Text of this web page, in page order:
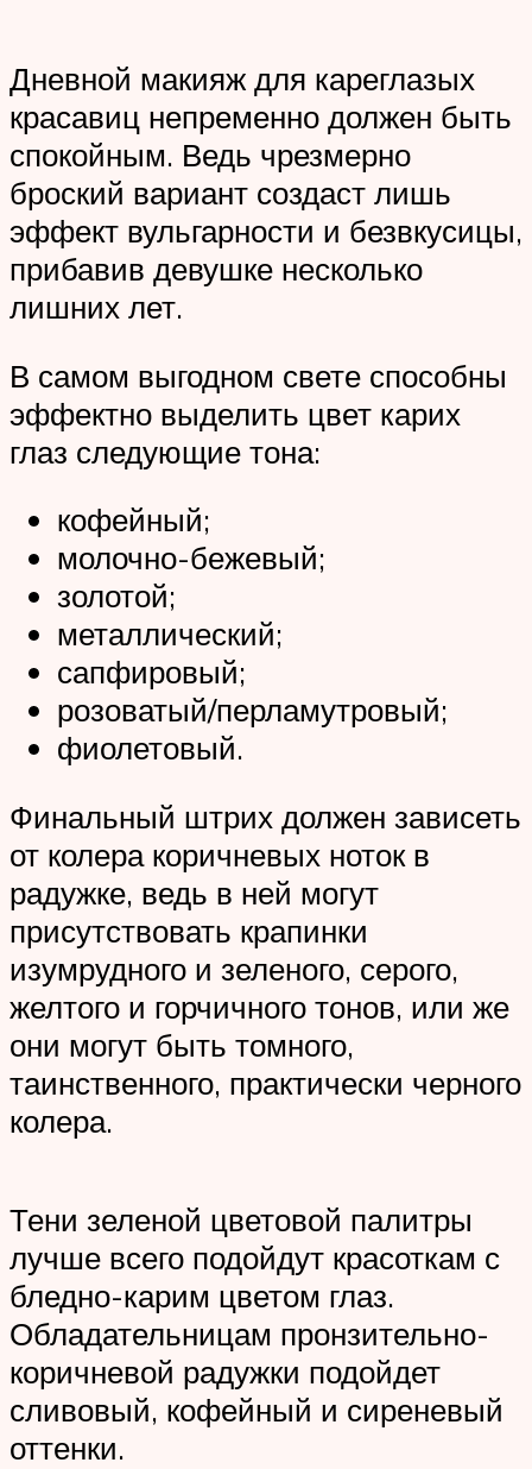
Дневной макияж для кареглазых
красавиц непременно должен быть
спокойным. Ведь чрезмерно
броский вариант создаст лишь
эффект вульгарности и безвкусицы,
прибавив девушке несколько
лишних лет.
В самом выгодном свете способны
эффектно выделить цвет карих
глаз следующие тона:
кофейный;
молочно-бежевый;
золотой;
металлический;
сапфировый;
розоватый/перламутровый;
фиолетовый.
Финальный штрих должен зависеть
от колера коричневых ноток в
радужке, ведь в ней могут
присутствовать крапинки
изумрудного и зеленого, серого,
желтого и горчичного тонов, или же
они могут быть томного,
таинственного, практически черного
колера.
Тени зеленой цветовой палитры
лучше всего подойдут красоткам с
бледно-карим цветом глаз.
Обладательницам пронзительно-
коричневой радужки подойдет
сливовый, кофейный и сиреневый
оттенки.